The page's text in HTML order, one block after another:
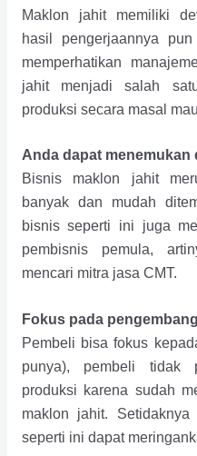
Maklon jahit memiliki
hasil pengerjaannya
memperhatikan
jahit menjadi salah
produksi secara masal
Anda dapat menemukan
Bisnis maklon jahit
banyak dan mudah
bisnis seperti ini juga
pembisnis pemula,
mencari mitra jasa CMT.
Fokus pada
Pembeli bisa fokus
punya), pembeli tidak
produksi karena sudah
maklon jahit.
seperti ini dapat